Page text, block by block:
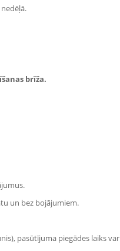
brīža.
un bez bojājumiem.
pasūtījuma piegādes laiks var